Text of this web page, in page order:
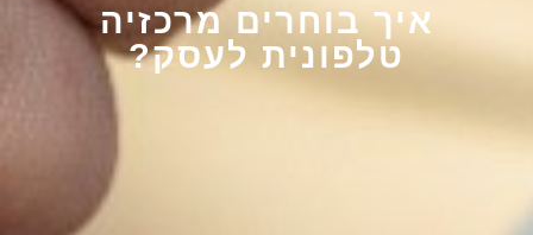
איך בוחרים מרכזיה
טלפונית לעסק?